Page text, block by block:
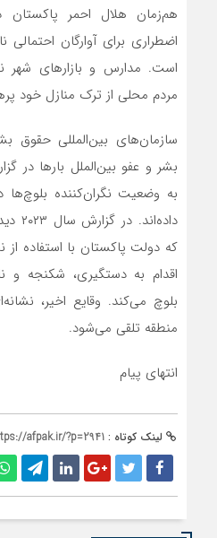
هم‌زمان هلال احمر
اضطراری برای آوارگان احتمالی
است. مدارس و بازارهای شهر
مردم محلی از ترک منازل خود
سازمان‌های بین‌المللی حقوق
بشر و عفو بین‌الملل بارها در
به وضعیت نگران‌کننده بلوچ‌ها
که دولت پاکستان با استفاده از
اقدام به دستگیری، شکنجه و
بلوچ می‌کند. وقایع اخیر،
منطقه تلقی می‌شود.
انتهای پیام
لینک کوتاه : afpak.ir/?p=2941